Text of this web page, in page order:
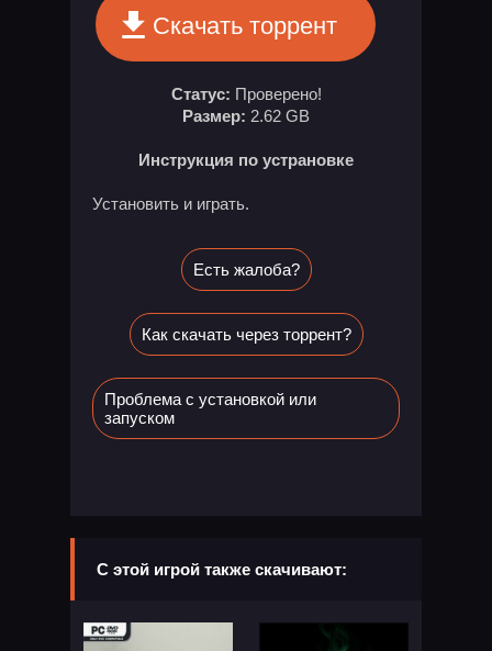
Скачать торрент
Статус: Проверено!
Размер: 2.62 GB
Инструкция по устрановке
Установить и играть.
Есть жалоба?
Как скачать через торрент?
Проблема с установкой или
запуском
С этой игрой также скачивают: